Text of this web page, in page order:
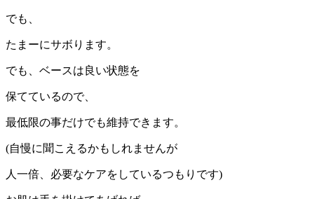
でも、
たまーにサボります。
でも、ベースは良い状態を
保てているので、
最低限の事だけでも維持できます。
(自慢に聞こえるかもしれませんが
人一倍、必要なケアをしているつもりです)